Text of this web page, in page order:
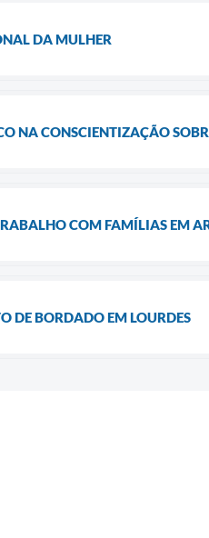
DA MULHER
NA CONSCIENTIZAÇÃO
COM FAMÍLIAS EM
DE BORDADO EM LOURDES